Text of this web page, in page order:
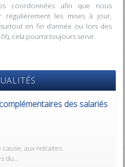
coordonnées afin que nous
régulièrement les mises à jour,
en fin d’année ou lors des
cela pourra toujours servir.
des salariés
aux retraites
du…